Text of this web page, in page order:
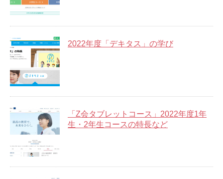
2022年度「デキタス」の学び
「Z会タブレットコース」2022年度1年
生・2年生コースの特長など